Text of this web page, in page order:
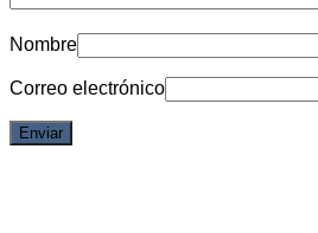
Nombre
Correo electrónico